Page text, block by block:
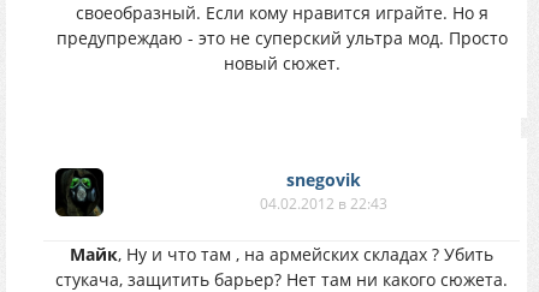
своеобразный. Если кому нравится играйте. Но я
предупреждаю - это не суперский ультра мод. Просто
новый сюжет.
snegovik
04.02.2012 в 22:43
Майк, Ну и что там , на армейских складах ? Убить
стукача, защитить барьер? Нет там ни какого сюжета.